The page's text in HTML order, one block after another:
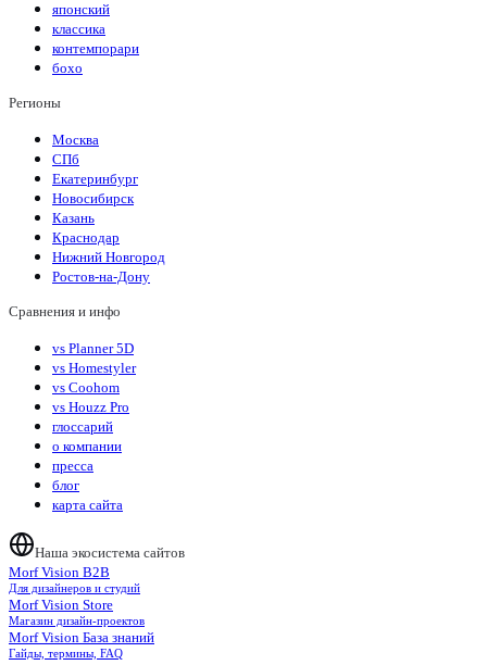
японский
классика
контемпорари
бохо
Регионы
Москва
СПб
Екатеринбург
Новосибирск
Казань
Краснодар
Нижний Новгород
Ростов-на-Дону
Сравнения и инфо
vs Planner 5D
vs Homestyler
vs Coohom
vs Houzz Pro
глоссарий
о компании
пресса
блог
карта сайта
Наша экосистема сайтов
Morf Vision B2B
Для дизайнеров и студий
Morf Vision Store
Магазин дизайн-проектов
Morf Vision База знаний
Гайды, термины, FAQ